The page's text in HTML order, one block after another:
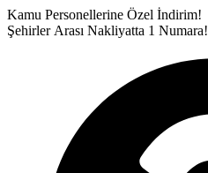
İçeriğe
atla
Kamu Personellerine Özel İndirim!
Şehirler Arası Nakliyatta 1 Numara!